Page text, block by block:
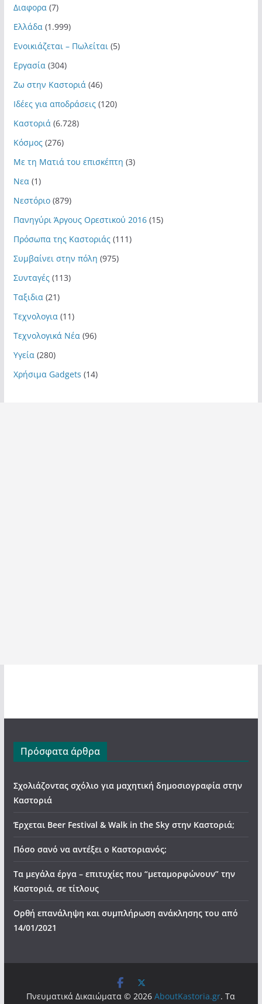
Διαφορα (7)
Ελλάδα (1.999)
Ενοικιάζεται – Πωλείται (5)
Εργασία (304)
Ζω στην Καστοριά (46)
Ιδέες για αποδράσεις(120)
Καστοριά (6.728)
Κόσμος(276)
Με τη Ματιά του επισκέπτη (3)
Νεα (1)
Νεστόριο(879)
Πανηγύρι Άργους Ορεστικού 2016(15)
Πρόσωπα της Καστοριάς(111)
Συμβαίνει στην πόλη (975)
Συνταγές(113)
Ταξιδια (21)
Τεχνολογια (11)
Τεχνολογικά Νέα (96)
Υγεία (280)
Χρήσιμα Gadgets (14)
Πρόσφατα άρθρα
Σχολιάζοντας σχόλιο για μαχητική δημοσιογραφία στην
Καστοριά
Έρχεται Beer Festival & Walk in the Sky στην Καστοριά;
Πόσο σανό να αντέξει ο Καστοριανός;
Τα μεγάλα έργα – επιτυχίες που “μεταμορφώνουν” την
Καστοριά, σε τίτλους
Ορθή επανάληψη και συμπλήρωση ανάκλησης του από
14/01/2021
Πνευματικά Δικαιώματα © 2026AboutKastoria.gr. Τα